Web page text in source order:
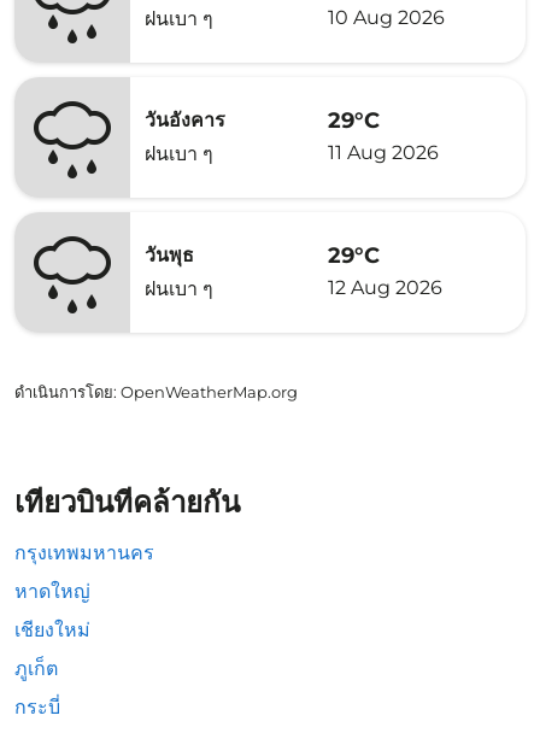
ฝนเบา ๆ
10 Aug 2026
วันอังคาร
ฝนเบา ๆ
29°C
11 Aug 2026
วันพุธ
ฝนเบา ๆ
29°C
12 Aug 2026
ดำเนินการโดย: OpenWeatherMap.org
เที่ยวบินที่คล้ายกัน
กรุงเทพมหานคร
หาดใหญ่
เชียงใหม่
ภูเก็ต
กระบี่